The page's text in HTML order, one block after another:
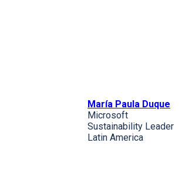
María Paula Duque
Microsoft
Sustainability Leader
Latin America